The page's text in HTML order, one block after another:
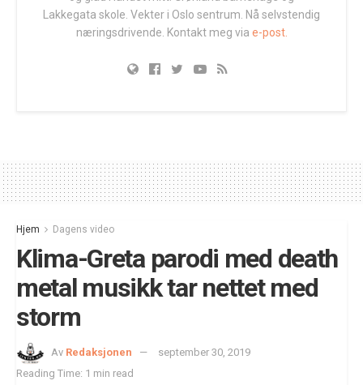
Lakkegata skole. Vekter i Oslo sentrum. Nå selvstendig
næringsdrivende. Kontakt meg via e-post.
Hjem Dagens video
Klima-Greta parodi med death
metal musikk tar nettet med
storm
Av Redaksjonen
september 30, 2019
Reading Time: 1 min read